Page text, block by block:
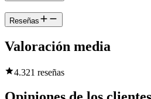
Reseñas
Valoración media
4.321 reseñas